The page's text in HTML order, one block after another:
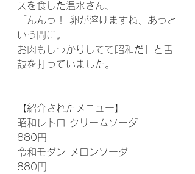
スを食した温水さん、
「んんっ！ 卵が溶けますね、あっと
いう間に。
お肉もしっかりしてて昭和だ」と舌
鼓を打っていました。
【紹介されたメニュー】
昭和レトロ クリームソーダ
880円
令和モダン メロンソーダ
880円